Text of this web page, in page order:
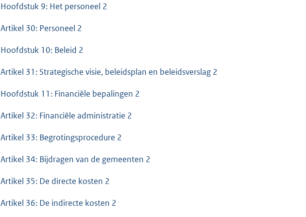
Hoofdstuk 9: Het personeel 2
Artikel 30: Personeel 2
Hoofdstuk 10: Beleid 2
Artikel 31: Strategische visie, beleidsplan en beleidsverslag 2
Hoofdstuk 11: Financiële bepalingen 2
Artikel 32: Financiële administratie 2
Artikel 33: Begrotingsprocedure 2
Artikel 34: Bijdragen van de gemeenten 2
Artikel 35: De directe kosten 2
Artikel 36: De indirecte kosten 2